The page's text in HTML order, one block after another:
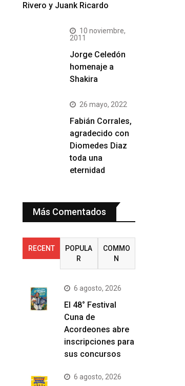
Rivero y Juank Ricardo
10 noviembre,
2011
Jorge Celedón
homenaje a
Shakira
26 mayo, 2022
Fabián Corrales,
agradecido con
Diomedes Diaz
toda una
eternidad
Más Comentados
RECENT
POPULA
R
COMMO
N
6 agosto, 2026
El 48° Festival
Cuna de
Acordeones abre
inscripciones para
sus concursos
6 agosto, 2026